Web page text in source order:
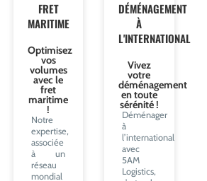
FRET
MARITIME
Optimisez
vos
volumes
avec le
fret
maritime
!
Notre
expertise,
associée
à un
réseau
mondial
DÉMÉNAGEMENT
À
L'INTERNATIONAL
Vivez
votre
déménagement
en toute
sérénité !
Déménager
à
l’international
avec
5AM
Logistics,